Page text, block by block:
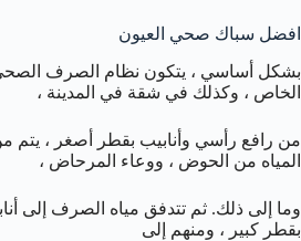
افضل سباك صحي العيون
بشكل أساسي ، يتكون نظام الصرف
الخاص ، وكذلك في شقة في المدينة ،
من رافع رأسي وأنابيب بقطر أصغر ، يتم
المياه من الحوض ، ووعاء المرحاض ،
وما إلى ذلك. ثم تتدفق مياه الصرف إلى
بقطر كبير ، ومنهم إلى